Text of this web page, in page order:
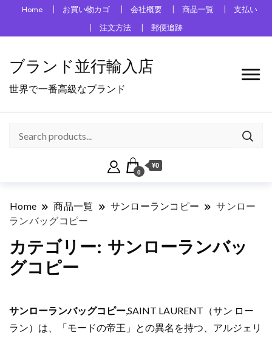
Home お買い物カゴ 会社概要 商品一覧
支払い
注文方法
郵便追跡
ブランド並行輸入店
世界で一番高級なブランド
0
¥0
Home 商品一覧 サンローランコピー
サンロー
ランバッグコピー
カテゴリー: サンローランバッ
グコピー
サンローランバッグコピー,SAINT LAURENT（サン ロー
ラン）は、「モードの帝王」との異名を持つ、アルジェリ